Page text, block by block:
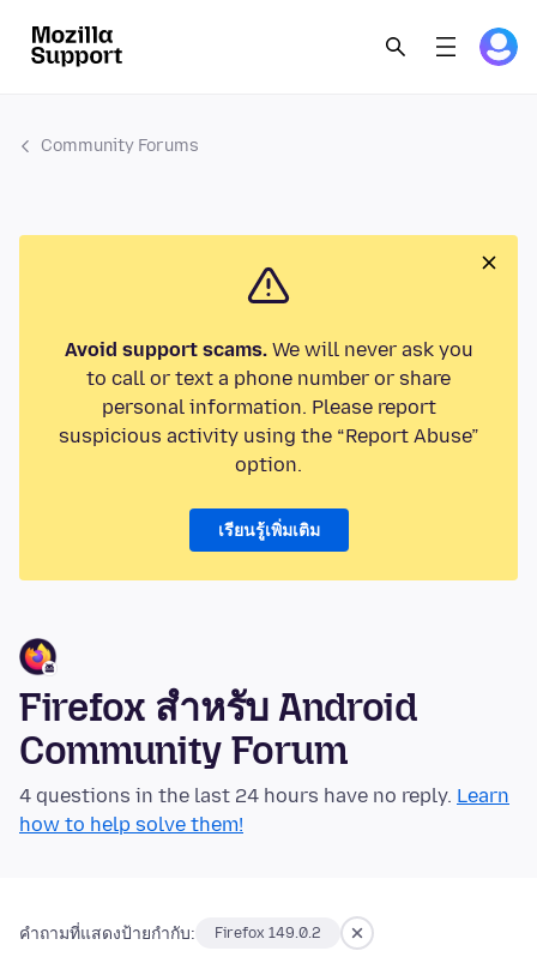
Community Forums
Avoid support scams.We will never ask you
to call or text a phone number or share
personal information. Please report
suspicious activity using the “Report Abuse”
option.
เรียนรู้เพิ่มเติม
Firefox สำหรับ Android
Community Forum
4 questions in the last 24 hours have no reply. Learn
how to help solve them!
คำถามที่แสดงป้ายกำกับ: Firefox 149.0.2